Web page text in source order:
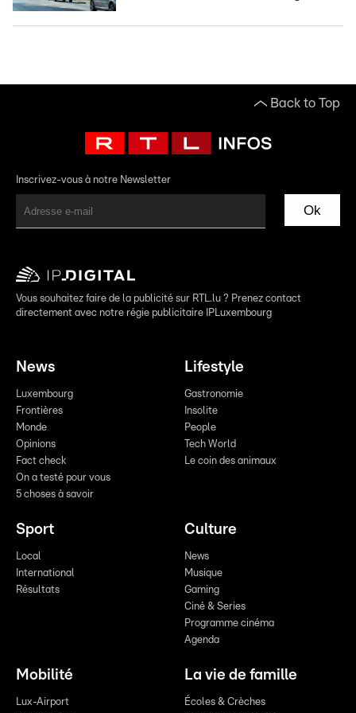
Back to Top
Inscrivez-vous à notre Newsletter
Ok
Vous souhaitez faire de la publicité sur RTL.lu ? Prenez contact
directement avec notre régie publicitaire IPLuxembourg
News
Luxembourg
Frontières
Monde
Opinions
Fact check
On a testé pour vous
5 choses à savoir
Lifestyle
Gastronomie
Insolite
People
Tech World
Le coin des animaux
Sport
Local
International
Résultats
Culture
News
Musique
Gaming
Ciné & Series
Programme cinéma
Agenda
Mobilité
Lux-Airport
La vie de famille
Écoles & Crèches